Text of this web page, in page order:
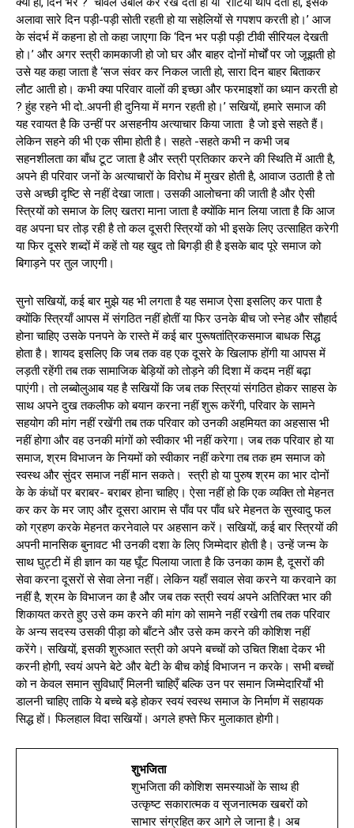
अलावा सारे दिन पड़ी-पड़ी सोती रहती हो या सहेलियों से गपशप करती हो।’ आज
के संदर्भ में कहना हो तो कहा जाएगा कि ‘दिन भर पड़ी पड़ी टीवी सीरियल देखती
हो।’ और अगर स्त्री कामकाजी हो जो घर और बाहर दोनों मोर्चों पर जो जूझती हो
उसे यह कहा जाता है ‘सज संवर कर निकल जाती हो, सारा दिन बाहर बिताकर
लौट आती हो। कभी क्या परिवार वालों की इच्छा और फरमाइशों का ध्यान करती हो
? हुंह रहने भी दो..अपनी ही दुनिया में मगन रहती हो।’ सखियों, हमारे समाज की
यह रवायत है कि उन्हीं पर असहनीय अत्याचार किया जाता है जो इसे सहते हैं।
लेकिन सहने की भी एक सीमा होती है। सहते -सहते कभी न कभी जब
सहनशीलता का बाँध टूट जाता है और स्त्री प्रतिकार करने की स्थिति में आती है,
अपने ही परिवार जनों के अत्याचारों के विरोध में मुखर होती है, आवाज उठाती है तो
उसे अच्छी दृष्टि से नहीं देखा जाता। उसकी आलोचना की जाती है और ऐसी
स्त्रियों को समाज के लिए खतरा माना जाता है क्योंकि मान लिया जाता है कि आज
वह अपना घर तोड़ रही है तो कल दूसरी स्त्रियों को भी इसके लिए उत्साहित करेगी
या फिर दूसरे शब्दों में कहें तो यह खुद तो बिगड़ी ही है इसके बाद पूरे समाज को
बिगाड़ने पर तुल जाएगी।
सुनो सखियों, कई बार मुझे यह भी लगता है यह समाज ऐसा इसलिए कर पाता है
क्योंकि स्त्रियाँ आपस में संगठित नहीं होतीं या फिर उनके बीच जो स्नेह और सौहार्द
होना चाहिए उसके पनपने के रास्ते में कई बार पुरूषतांत्रिकसमाज बाधक सिद्ध
होता है। शायद इसलिए कि जब तक वह एक दूसरे के खिलाफ होंगी या आपस में
लड़ती रहेंगी तब तक सामाजिक बेड़ियों को तोड़ने की दिशा में कदम नहीं बढ़ा
पाएंगी। तो लब्बोलुआब यह है सखियों कि जब तक स्त्रियां संगठित होकर साहस के
साथ अपने दुख तकलीफ को बयान करना नहीं शुरू करेंगी, परिवार के सामने
सहयोग की मांग नहीं रखेंगी तब तक परिवार को उनकी अहमियत का अहसास भी
नहीं होगा और वह उनकी मांगों को स्वीकार भी नहीं करेगा। जब तक परिवार हो या
समाज, श्रम विभाजन के नियमों को स्वीकार नहीं करेगा तब तक हम समाज को
स्वस्थ और सुंदर समाज नहीं मान सकते। स्त्री हो या पुरुष श्रम का भार दोनों
के के कंधों पर बराबर- बराबर होना चाहिए। ऐसा नहीं हो कि एक व्यक्ति तो मेहनत
कर कर के मर जाए और दूसरा आराम से पाँव पर पाँव धरे मेहनत के सुस्वादु फल
को ग्रहण करके मेहनत करनेवाले पर अहसान करें। सखियों, कई बार स्त्रियों की
अपनी मानसिक बुनावट भी उनकी दशा के लिए जिम्मेदार होती है। उन्हें जन्म के
साथ घुट्टी में ही ज्ञान का यह घूँट पिलाया जाता है कि उनका काम है, दूसरों की
सेवा करना दूसरों से सेवा लेना नहीं। लेकिन यहाँ सवाल सेवा करने या करवाने का
नहीं है, श्रम के विभाजन का है और जब तक स्त्री स्वयं अपने अतिरिक्त भार की
शिकायत करते हुए उसे कम करने की मांग को सामने नहीं रखेगी तब तक परिवार
के अन्य सदस्य उसकी पीड़ा को बाँटने और उसे कम करने की कोशिश नहीं
करेंगे। सखियों, इसकी शुरुआत स्त्री को अपने बच्चों को उचित शिक्षा देकर भी
करनी होगी, स्वयं अपने बेटे और बेटी के बीच कोई विभाजन न करके। सभी बच्चों
को न केवल समान सुविधाएँ मिलनी चाहिएँ बल्कि उन पर समान जिम्मेदारियाँ भी
डालनी चाहिए ताकि ये बच्चे बड़े होकर स्वयं स्वस्थ समाज के निर्माण में सहायक
सिद्ध हों। फिलहाल विदा सखियों। अगले हफ्ते फिर मुलाकात होगी।
शुभजिता
शुभजिता की कोशिश समस्याओं के साथ ही
उत्कृष्ट सकारात्मक व सृजनात्मक खबरों को
साभार संग्रहित कर आगे ले जाना है। अब